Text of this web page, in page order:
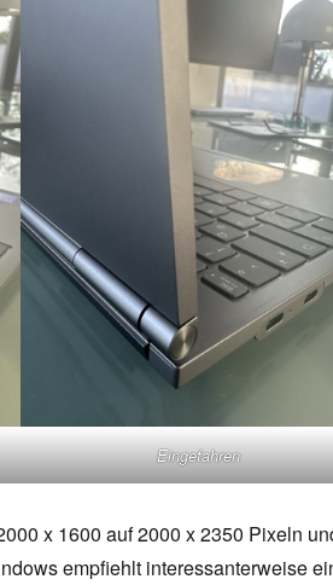
Eingefahren
x 1600 auf 2000 x 2350 Pixeln
empfiehlt interessanterweise